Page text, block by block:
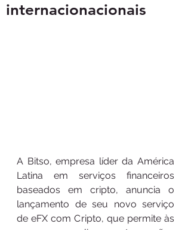
internacionacionais
A Bitso, empresa líder da América
Latina em serviços financeiros
baseados em cripto, anuncia o
lançamento de seu novo serviço
de eFX com Cripto, que permite às